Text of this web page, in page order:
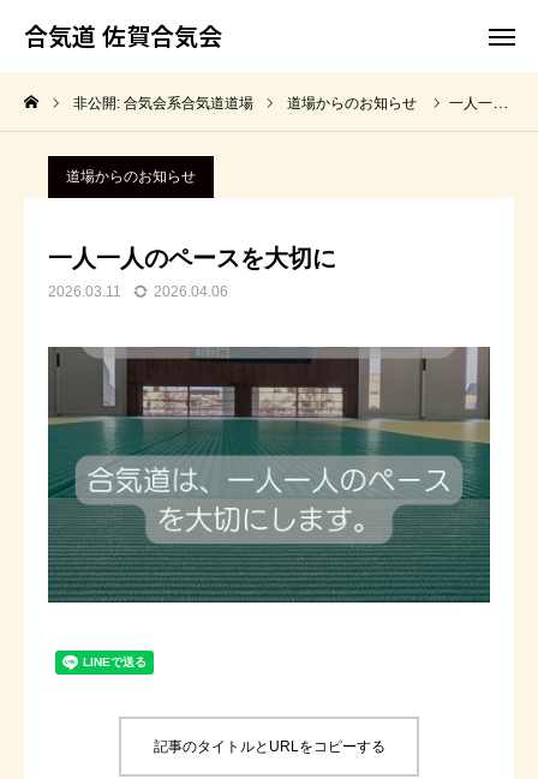
合気道 佐賀合気会
非公開: 合気会系合気道道場 道場からのお知らせ 一人一人のペースを大切に
道場からのお知らせ
一人一人のペースを大切に
2026.03.11 2026.04.06
記事のタイトルとURLをコピーする
合気道 佐賀合気会
ホーム
よくあるご質問
合気道って何？
佐賀合気会の特長
稽古時間と料金
よくあるご質問